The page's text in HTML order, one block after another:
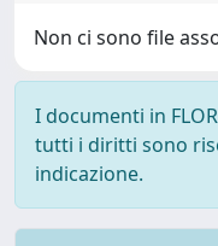
Non ci sono file
I documenti in
tutti i diritti sono
indicazione.